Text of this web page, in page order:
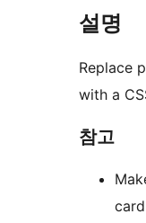
설명
Replace
with a
참고